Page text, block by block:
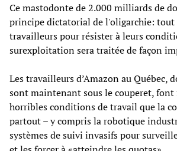
Ce mastodonte de 2.000 milliards de
principe dictatorial de l'oligarchie: tout
travailleurs pour résister à leurs
surexploitation sera traitée de façon
Les travailleurs d’Amazon au Québec,
sont maintenant sous le couperet, font
horribles conditions de travail que la
partout – y compris la robotique
systèmes de suivi invasifs pour